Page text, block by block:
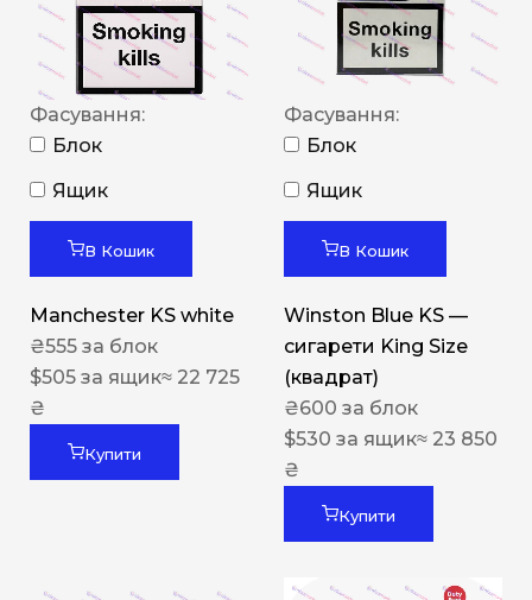
Фасування:
Блок
Ящик
В Кошик
Manchester KS white
₴555 за блок
$505 за ящик≈ 22 725
₴
Купити
Фасування:
Блок
Ящик
В Кошик
Winston Blue KS —
сигарети King Size
(квадрат)
₴600 за блок
$530 за ящик≈ 23 850
₴
Купити